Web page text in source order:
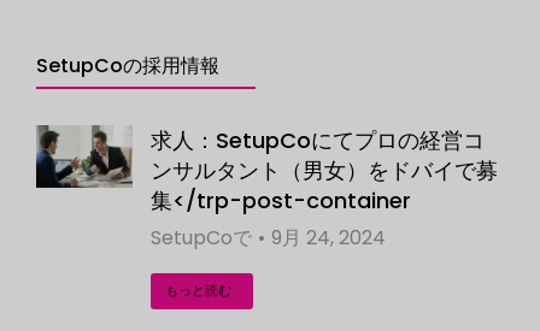
SetupCoの採用情報
求人：SetupCoにてプロの経営コ
ンサルタント（男女）をドバイで募
集</trp-post-container
SetupCoで 9月 24, 2024
もっと読む